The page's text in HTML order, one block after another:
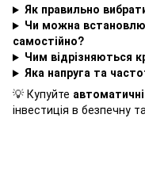
Як правильно
Чи можна
самостійно?
Чим відрізняються
Яка напруга та
💡 Купуйте
інвестиція в безпечну